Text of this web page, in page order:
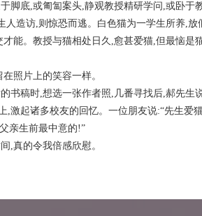
脚底,或匍匐案头,静观教授精研学问,或卧
造访,则惊恐而逃。白色猫为一学生所养,
能。教授与猫相处日久,愈甚爱猫,但最恼
照片上的笑容一样。
稿时,想选一张作者照,几番寻找后,郝先生
起诸多校友的回忆。一位朋友说:“先生爱
亲生前最中意的!”
真的令我倍感欣慰。